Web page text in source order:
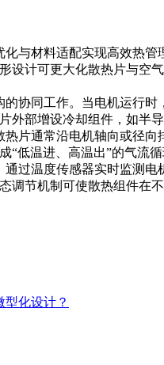
与材料适配实现高效热管
设计可更大化散热片与
协同工作。当电机运行时
外部增设冷却组件，如半
片通常沿电机轴向或径向
低温进、高温出”的气流
温度传感器实时监测电
调节机制可使散热组件在
化设计？‌